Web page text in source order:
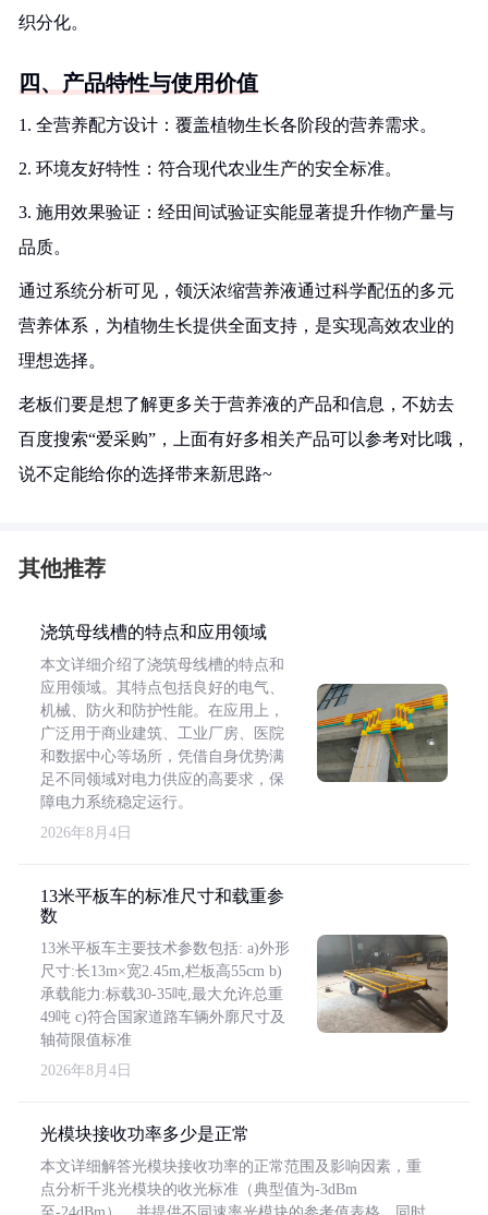
织分化。
四、产品特性与使用价值
1. 全营养配方设计：覆盖植物生长各阶段的营养需求。
2. 环境友好特性：符合现代农业生产的安全标准。
3. 施用效果验证：经田间试验证实能显著提升作物产量与
品质。
通过系统分析可见，领沃浓缩营养液通过科学配伍的多元
营养体系，为植物生长提供全面支持，是实现高效农业的
理想选择。
老板们要是想了解更多关于营养液的产品和信息，不妨去
百度搜索“爱采购”，上面有好多相关产品可以参考对比哦，
说不定能给你的选择带来新思路~
其他推荐
浇筑母线槽的特点和应用领域
本文详细介绍了浇筑母线槽的特点和
应用领域。其特点包括良好的电气、
机械、防火和防护性能。在应用上，
广泛用于商业建筑、工业厂房、医院
和数据中心等场所，凭借自身优势满
足不同领域对电力供应的高要求，保
障电力系统稳定运行。
2026年8月4日
13米平板车的标准尺寸和载重参
数
13米平板车主要技术参数包括: a)外形
尺寸:长13m×宽2.45m,栏板高55cm b)
承载能力:标载30-35吨,最大允许总重
49吨 c)符合国家道路车辆外廓尺寸及
轴荷限值标准
2026年8月4日
光模块接收功率多少是正常
本文详细解答光模块接收功率的正常范围及影响因素，重
点分析千兆光模块的收光标准（典型值为-3dBm